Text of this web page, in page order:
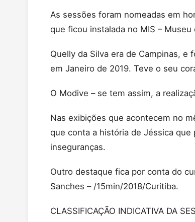
As sessões foram nomeadas em
que ficou instalada no MIS – Museu
Quelly da Silva era de Campinas, e
em Janeiro de 2019. Teve o seu
O Modive – se tem assim, a
Nas exibições que acontecem no
que conta a história de Jéssica
inseguranças.
Outro destaque fica por conta do
Sanches – /15min/2018/Curitiba.
CLASSIFICAÇÃO INDICATIVA DA